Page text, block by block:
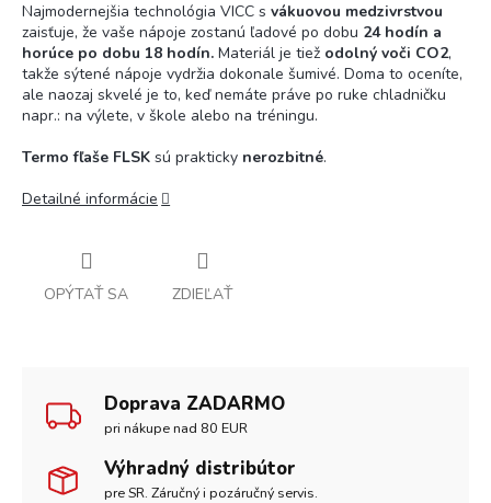
Najmodernejšia technológia VICC s vákuovou medzivrstvou
zaisťuje, že vaše nápoje zostanú ľadové po dobu 24 hodín a
horúce po dobu 18 hodín. Materiál je tiež odolný voči CO2,
takže sýtené nápoje vydržia dokonale šumivé. Doma to oceníte,
ale naozaj skvelé je to, keď nemáte práve po ruke chladničku
napr.: na výlete, v škole alebo na tréningu.
Termo fľaše FLSK sú prakticky nerozbitné.
Detailné informácie
OPÝTAŤ SA ZDIEĽAŤ
Doprava ZADARMO
pri nákupe nad 80 EUR
Výhradný distribútor
pre SR. Záručný i pozáručný servis.